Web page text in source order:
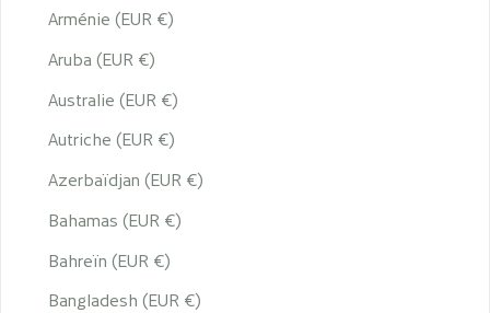
Arménie (EUR €)
Aruba (EUR €)
Australie (EUR €)
Autriche (EUR €)
Azerbaïdjan (EUR €)
Bahamas (EUR €)
Bahreïn (EUR €)
Bangladesh (EUR €)